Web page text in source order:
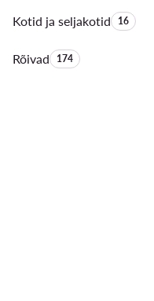
Kotid ja seljakotidToodete
16
RõivadToodete arv:
174